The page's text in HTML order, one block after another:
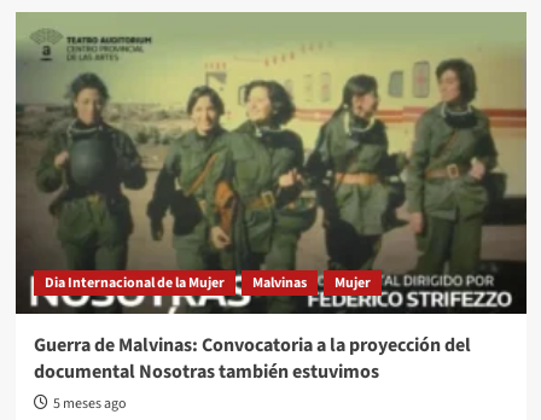
Mujeres
en
el
arbitraje
mundialista,
un
camino
lento
Dia Internacional de la Mujer Malvinas Mujer
Guerra de Malvinas: Convocatoria a la proyección del
documental Nosotras también estuvimos
5 meses ago